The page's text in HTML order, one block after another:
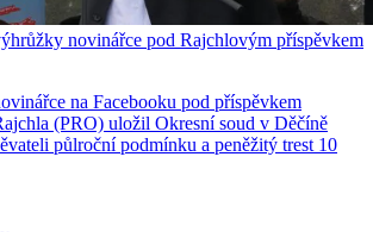
novinářce pod Rajchlovým příspěvkem
na Facebooku pod příspěvkem
(PRO) uložil Okresní soud v Děčíně
půlroční podmínku a peněžitý trest 10